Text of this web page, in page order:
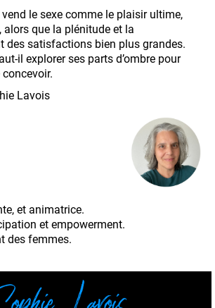
le sexe comme le plaisir ultime,
que la plénitude et la
des satisfactions bien plus grandes.
il explorer ses parts d’ombre pour
Lavois
et animatrice.
et empowerment.
des femmes.